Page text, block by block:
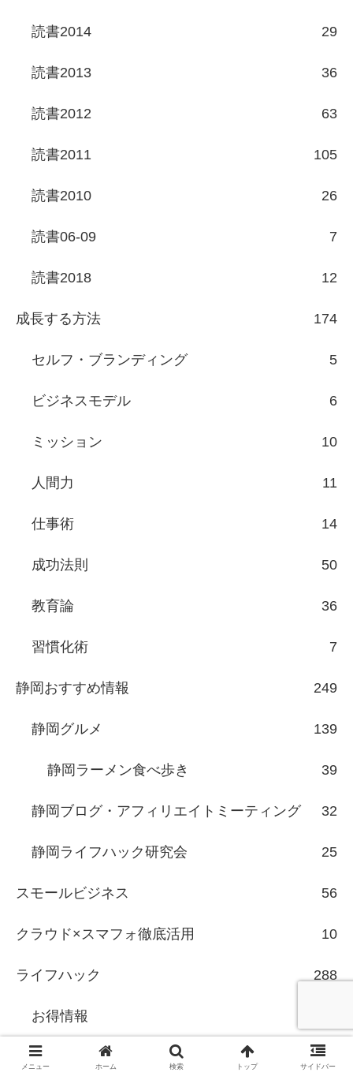
読書2014 29
読書2013 36
読書2012 63
読書2011 105
読書2010 26
読書06-09 7
読書2018 12
成長する方法 174
セルフ・ブランディング 5
ビジネスモデル 6
ミッション 10
人間力 11
仕事術 14
成功法則 50
教育論 36
習慣化術 7
静岡おすすめ情報 249
静岡グルメ 139
静岡ラーメン食べ歩き 39
静岡ブログ・アフィリエイトミーティング 32
静岡ライフハック研究会 25
スモールビジネス 56
クラウド×スマフォ徹底活用 10
ライフハック 288
お得情報
セール情報
メニュー ホーム 検索 トップ サイドバー